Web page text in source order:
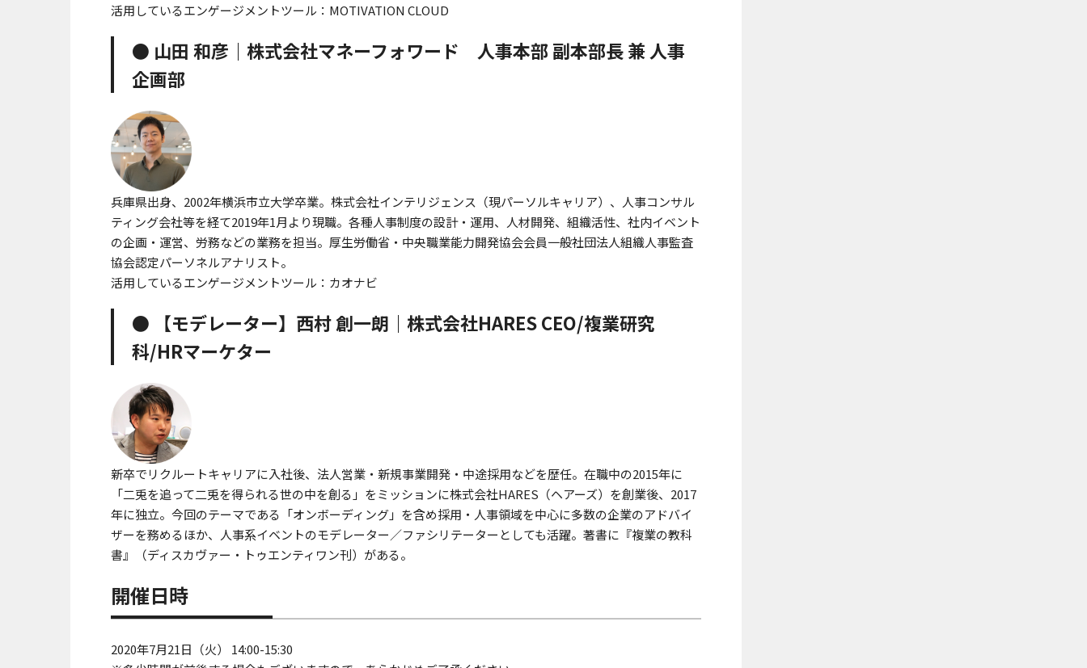
活用しているエンゲージメントツール：MOTIVATION CLOUD
● 山田 和彦｜株式会社マネーフォワード 人事本部 副本部長 兼 人事
企画部
兵庫県出身、2002年横浜市立大学卒業。株式会社インテリジェンス（現パーソルキャリア）、人事コンサル
ティング会社等を経て2019年1月より現職。各種人事制度の設計・運用、人材開発、組織活性、社内イベント
の企画・運営、労務などの業務を担当。厚生労働省・中央職業能力開発協会会員一般社団法人組織人事監査
協会認定パーソネルアナリスト。
活用しているエンゲージメントツール：カオナビ
● 【モデレーター】西村 創一朗｜株式会社HARES CEO/複業研究
科/HRマーケター
新卒でリクルートキャリアに入社後、法人営業・新規事業開発・中途採用などを歴任。在職中の2015年に
「二兎を追って二兎を得られる世の中を創る」をミッションに株式会社HARES（ヘアーズ）を創業後、2017
年に独立。今回のテーマである「オンボーディング」を含め採用・人事領域を中心に多数の企業のアドバイ
ザーを務めるほか、人事系イベントのモデレーター／ファシリテーターとしても活躍。著書に『複業の教科
書』（ディスカヴァー・トゥエンティワン刊）がある。
開催日時
2020年7月21日（火） 14:00-15:30